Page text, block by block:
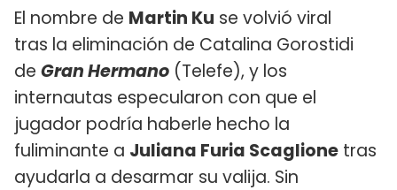
El nombre de Martin Ku se volvió viral
tras la eliminación de Catalina Gorostidi
de Gran Hermano (Telefe), y los
internautas especularon con que el
jugador podría haberle hecho la
fuliminante a Juliana Furia Scaglione tras
ayudarla a desarmar su valija. Sin